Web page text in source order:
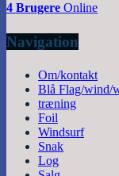
4 Brugere Online
Navigation
Om/kontakt
Blå Flag/wind/
træning
Foil
Windsurf
Snak
Log